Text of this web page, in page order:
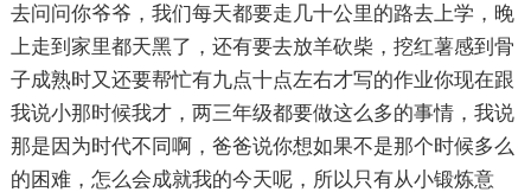
去问问你爷爷，我们每天都要走几十公里的路去上学，晚
上走到家里都天黑了，还有要去放羊砍柴，挖红薯感到骨
子成熟时又还要帮忙有九点十点左右才写的作业你现在跟
我说小那时候我才，两三年级都要做这么多的事情，我说
那是因为时代不同啊，爸爸说你想如果不是那个时候多么
的困难，怎么会成就我的今天呢，所以只有从小锻炼意